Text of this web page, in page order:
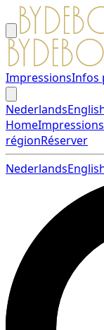
ImpressionsInfos
Nederlands
HomeImpressions
régionRéserver
Nederlands